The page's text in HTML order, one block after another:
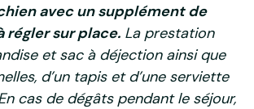
avec un supplément de
régler sur place. La prestation
et sac à déjection ainsi que
d’un tapis et d’une serviette
cas de dégâts pendant le séjour,